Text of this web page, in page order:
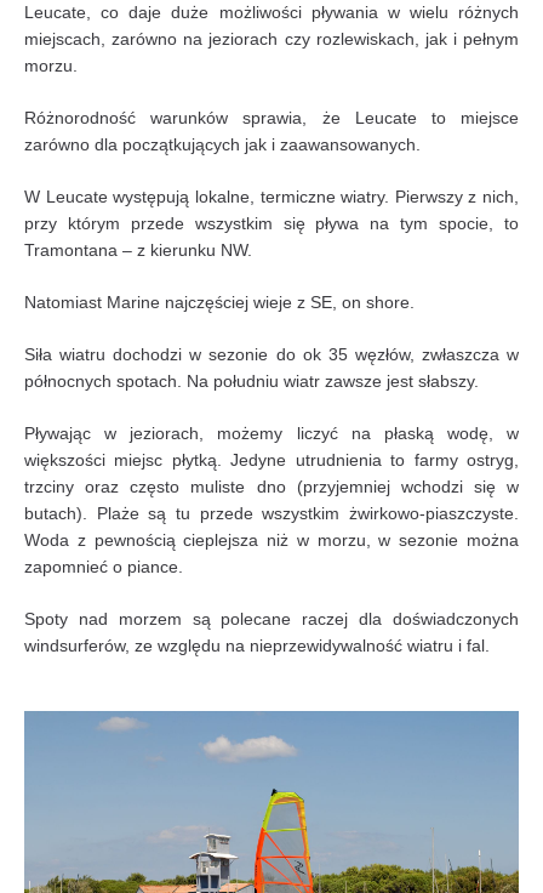
Leucate, co daje duże możliwości pływania w wielu różnych
miejscach, zarówno na jeziorach czy rozlewiskach, jak i pełnym
morzu.
Różnorodność warunków sprawia, że Leucate to miejsce
zarówno dla początkujących jak i zaawansowanych.
W Leucate występują lokalne, termiczne wiatry. Pierwszy z nich,
przy którym przede wszystkim się pływa na tym spocie, to
Tramontana – z kierunku NW.
Natomiast Marine najczęściej wieje z SE, on shore.
Siła wiatru dochodzi w sezonie do ok 35 węzłów, zwłaszcza w
północnych spotach. Na południu wiatr zawsze jest słabszy.
Pływając w jeziorach, możemy liczyć na płaską wodę, w
większości miejsc płytką. Jedyne utrudnienia to farmy ostryg,
trzciny oraz często muliste dno (przyjemniej wchodzi się w
butach). Plaże są tu przede wszystkim żwirkowo-piaszczyste.
Woda z pewnością cieplejsza niż w morzu, w sezonie można
zapomnieć o piance.
Spoty nad morzem są polecane raczej dla doświadczonych
windsurferów, ze względu na nieprzewidywalność wiatru i fal.